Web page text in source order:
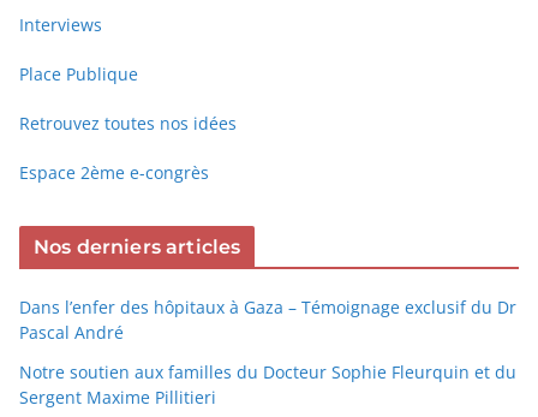
Interviews
Place Publique
Retrouvez toutes nos idées
Espace 2ème e-congrès
Nos derniers articles
Dans l’enfer des hôpitaux à Gaza – Témoignage exclusif du Dr
Pascal André
Notre soutien aux familles du Docteur Sophie Fleurquin et du
Sergent Maxime Pillitieri